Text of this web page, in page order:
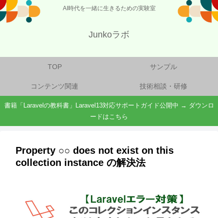
AI時代を一緒に生きるための実験室
Junkoラボ
TOP サンプル
コンテンツ関連 技術相談・研修
書籍「Laravelの教科書」Laravel13対応サポートガイド公開中 → ダウンロ
ードはこちら
Property ○○ does not exist on this
collection instance の解決法